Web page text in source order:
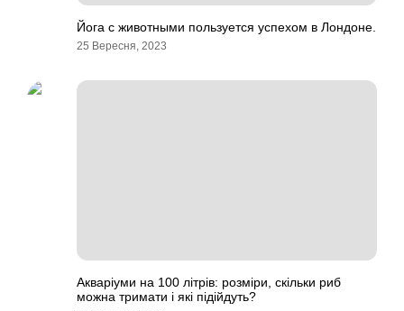
Йога с животными пользуется успехом в Лондоне.
25 Вересня, 2023
Акваріуми на 100 літрів: розміри, скільки риб
можна тримати і які підійдуть?